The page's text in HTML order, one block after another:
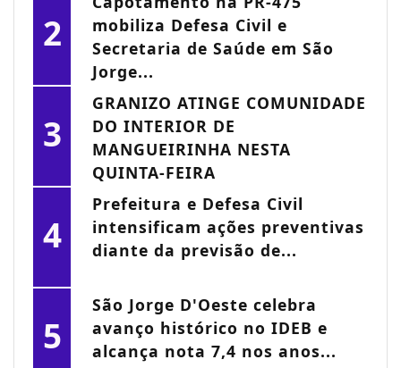
2
mobiliza Defesa Civil e
Secretaria de Saúde em São
Jorge...
3
GRANIZO ATINGE COMUNIDADE
DO INTERIOR DE
MANGUEIRINHA NESTA
QUINTA-FEIRA
4
Prefeitura e Defesa Civil
intensificam ações preventivas
diante da previsão de...
5
São Jorge D'Oeste celebra
avanço histórico no IDEB e
alcança nota 7,4 nos anos...